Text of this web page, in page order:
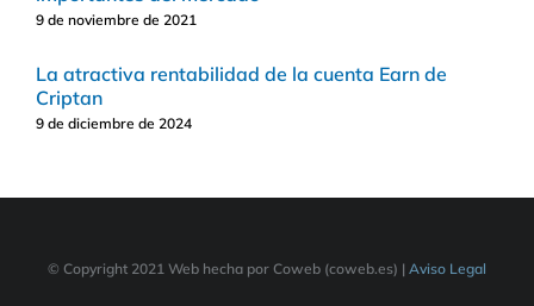
9 de noviembre de 2021
La atractiva rentabilidad de la cuenta Earn de
Criptan
9 de diciembre de 2024
© Copyright 2021 Web hecha por Coweb (coweb.es) | Aviso Legal